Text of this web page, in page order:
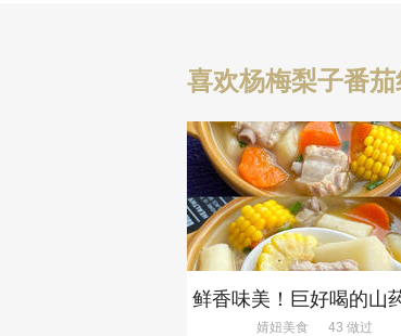
喜欢杨梅梨子番
婧妞美食 43 做过